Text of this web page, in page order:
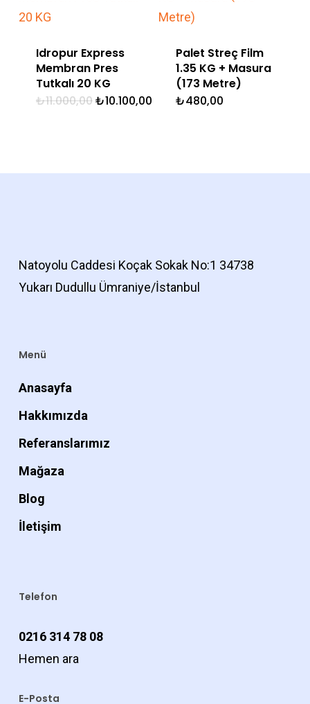
Idropur Express
Membran Pres
Tutkalı 20 KG
₺11.000,00Orijinal
₺10.100,00Şu
Palet Streç Film
1.35 KG + Masura
(173 Metre)
₺480,00
Natoyolu Caddesi Koçak Sokak No:1 34738
Yukarı Dudullu Ümraniye/İstanbul
Menü
Anasayfa
Hakkımızda
Referanslarımız
Mağaza
Blog
İletişim
Telefon
0216 314 78 08
Hemen ara
E-Posta